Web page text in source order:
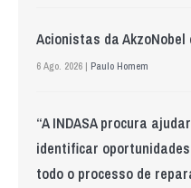
Acionistas da
6 Ago. 2026 | Paulo Homem
“A INDASA procura
identificar
todo o processo de